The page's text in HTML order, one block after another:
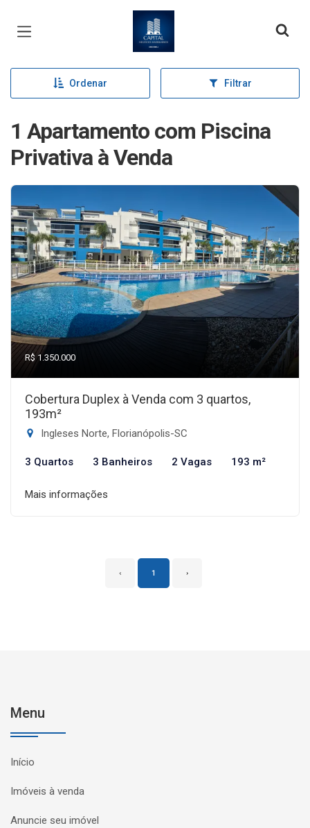
Página inicial
Ordenar Filtrar
1 Apartamento com Piscina
Privativa à Venda
R$ 1.350.000
Cobertura Duplex à Venda com 3 quartos,
193m²
Ingleses Norte, Florianópolis-SC
3 Quartos 3 Banheiros 2 Vagas 193 m²
Mais informações
‹ 1 ›
Menu
Início
Imóveis à venda
Anuncie seu imóvel